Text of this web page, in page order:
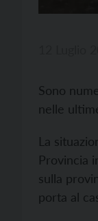
Sono
nelle
La
Provincia
sulla
porta al